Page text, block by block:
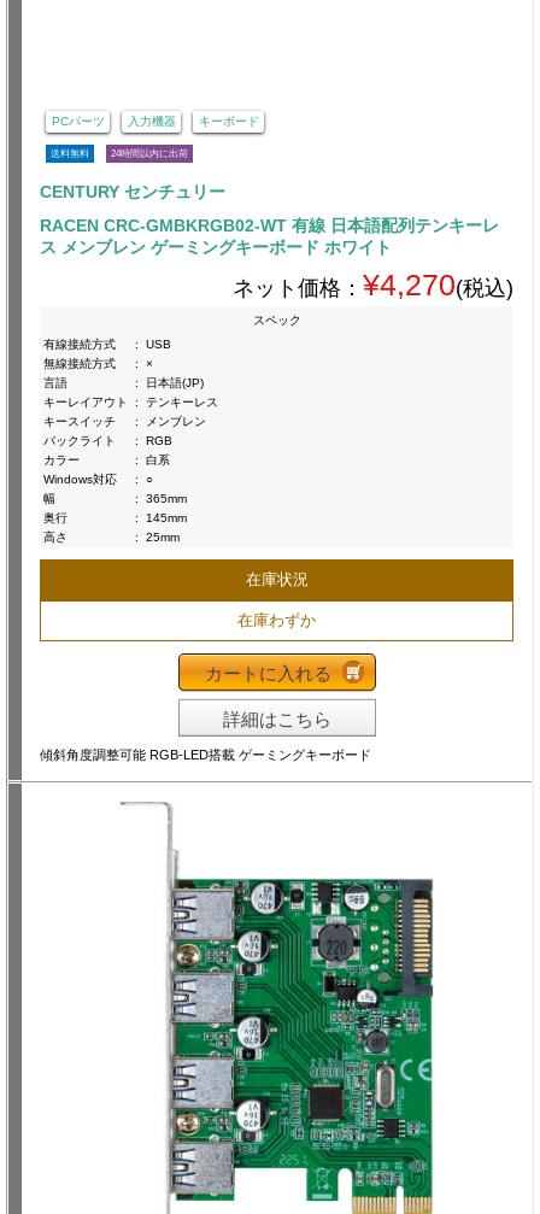
PCパーツ 入力機器 キーボード
送料無料 24時間以内に出荷
CENTURY センチュリー
RACEN CRC-GMBKRGB02-WT 有線 日本語配列テンキーレ
ス メンブレン ゲーミングキーボード ホワイト
ネット価格： ¥4,270(税込)
スペック
有線接続方式
:
USB
無線接続方式
:
×
言語
:
日本語(JP)
キーレイアウト
:
テンキーレス
キースイッチ
:
メンブレン
バックライト
:
RGB
カラー
:
白系
Windows対応
:
○
幅
:
365mm
奥行
:
145mm
高さ
: 25mm
在庫状況
在庫わずか
カートに入れる
詳細はこちら
傾斜角度調整可能 RGB-LED搭載 ゲーミングキーボード